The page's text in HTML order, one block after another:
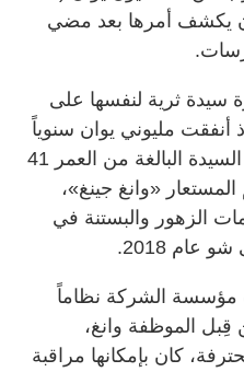
يكشف أمرها بعد مضي
سيدة ثرية لنفسها على
أنفقت مليوني يوان سنوياً
على السلع الفاخرة. وعملت السيدة البالغة من العمر 41
«وانغ جينغ»،
الزهور والبستنة في
2018.
مؤسسة الشركة نظاماً
قِبل الموظفة وانغ،
كان بإمكانها مراقبة